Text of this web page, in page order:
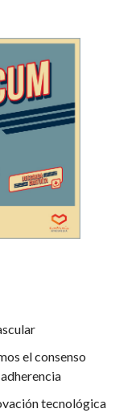
el consenso
tecnológica